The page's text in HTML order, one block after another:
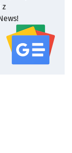
z
serwisu